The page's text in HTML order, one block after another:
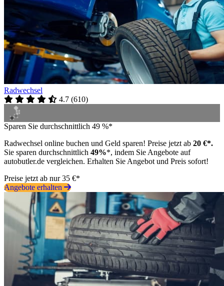
Radwechsel
4.7 (610)
Sparen Sie durchschnittlich 49 %*
Radwechsel online buchen und Geld sparen! Preise jetzt ab 20 €*.
Sie sparen durchschnittlich 49%*, indem Sie Angebote auf
autobutler.de vergleichen. Erhalten Sie Angebot und Preis sofort!
Preise jetzt ab nur 35 €*
Angebote erhalten